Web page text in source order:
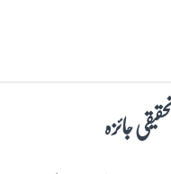
جائزہ